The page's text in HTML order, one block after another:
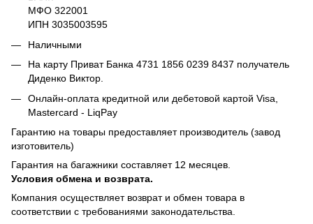
МФО 322001
ИПН 3035003595
Наличными
На карту Приват Банка 4731 1856 0239 8437 получатель
Диденко Виктор.
Онлайн-оплата кредитной или дебетовой картой Visa,
Mastercard - LiqPay
Гарантию на товары предоставляет производитель (завод
изготовитель)
Гарантия на багажники составляет 12 месяцев.
Условия обмена и возврата.
Компания осуществляет возврат и обмен товара в
соответствии с требованиями законодательства.